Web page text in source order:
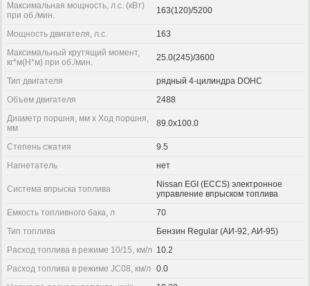
Максимальная мощность, л.с. (кВт)
при об./мин.
163(120)/5200
Мощность двигателя, л.с.
163
Максимальный крутящий момент,
кг*м(Н*м) при об./мин.
25.0(245)/3600
Тип двигателя
рядный 4-цилиндра DOHC
Объем двигателя
2488
Диаметр поршня, мм x Ход поршня,
мм
89.0x100.0
Степень сжатия
9.5
Нагнетатель
нет
Система впрыска топлива
Nissan EGI (ECCS) электронное
управление впрыском топлива
Емкость топливного бака, л
70
Тип топлива
Бензин Regular (АИ-92, АИ-95)
Расход топлива в режиме 10/15, км/л 10.2
Расход топлива в режиме JC08, км/л
0.0